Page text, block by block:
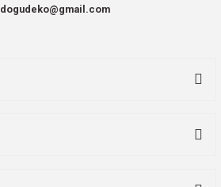
dogudeko@gmail.com